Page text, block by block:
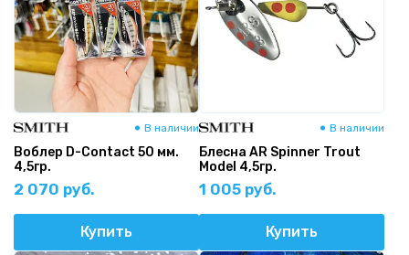
В наличии
Воблер D-Contact 50 мм.
4,5гр.
2 070 руб.
Купить
В наличии
Блесна AR Spinner Trout
Model 4,5гр.
1 005 руб.
Купить